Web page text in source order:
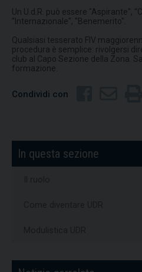
Un U.d.R. può essere "Aspirante",
"Internazionale", "Benemerito".
Qualsiasi tesserato FIV
procedura è semplice: rivolgersi
club al Capo Sezione della Zona.
formazione.
Condividi con
In questa sezione